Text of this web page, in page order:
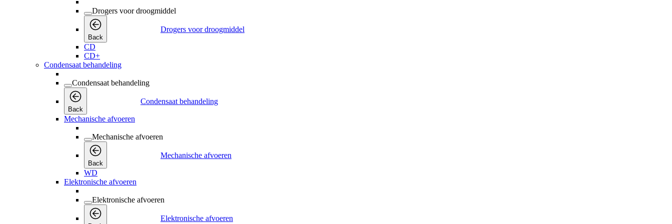
Drogers voor droogmiddel
Back
Drogers voor droogmiddel
CD
CD+
Condensaat behandeling
Condensaat behandeling
Back
Condensaat behandeling
Mechanische afvoeren
Mechanische afvoeren
Back
Mechanische afvoeren
WD
Elektronische afvoeren
Elektronische afvoeren
Elektronische afvoeren